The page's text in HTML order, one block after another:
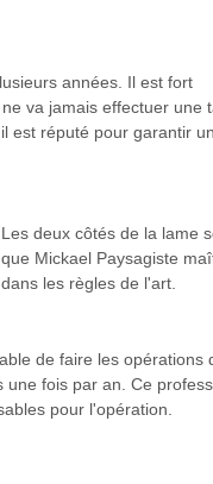
années. Il est fort
va jamais effectuer une
est réputé pour garantir
deux côtés de la lame
Mickael Paysagiste
les règles de l'art.
de faire les opérations
une fois par an. Ce
pour l'opération.